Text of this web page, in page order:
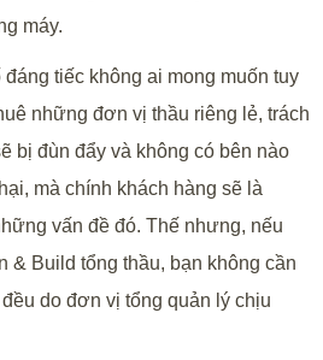
máy.
tiếc không ai mong muốn tuy
những đơn vị thầu riêng lẻ, trách
bị đùn đẩy và không có bên nào
mà chính khách hàng sẽ là
vấn đề đó. Thế nhưng, nếu
& Build tổng thầu, bạn không cần
do đơn vị tổng quản lý chịu